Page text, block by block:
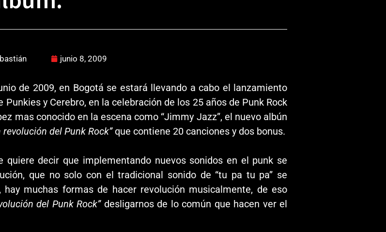
junio 8, 2009
de 2009, en Bogotá se estará llevando a cabo el lanzamiento
Punkies y Cerebro, en la celebración de los 25 años de Punk Rock
mas conocido en la escena como “Jimmy Jazz”, el nuevo albún
revolución del Punk Rock”que contiene 20 canciones y dos bonus.
quiere decir que implementando nuevos sonidos en el punk se
que no solo con el tradicional sonido de “tu pa tu pa” se
hay muchas formas de hacer revolución musicalmente, de eso
del Punk Rock”desligarnos de lo común que hacen ver el